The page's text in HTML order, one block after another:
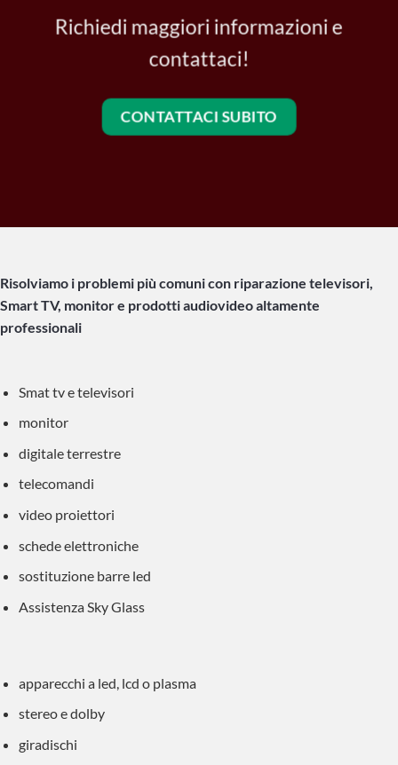
Richiedi maggiori informazioni e
contattaci!
CONTATTACI SUBITO
Risolviamo i problemi più comuni con riparazione televisori,
Smart TV, monitor e prodotti audiovideo altamente
professionali
Smat tv e televisori
monitor
digitale terrestre
telecomandi
video proiettori
schede elettroniche
sostituzione barre led
Assistenza Sky Glass
apparecchi a led, lcd o plasma
stereo e dolby
giradischi